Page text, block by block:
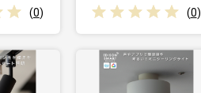
(0) (0)